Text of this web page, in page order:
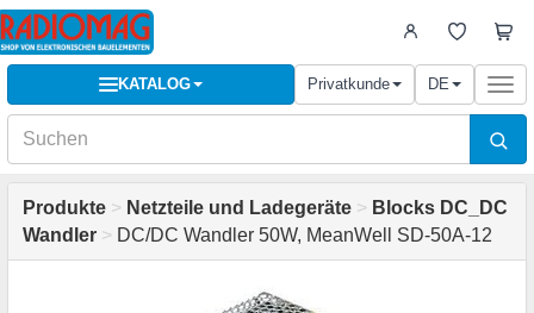
KATALOG Privatkunde DE
Produkte > Netzteile und Ladegeräte > Blocks DC_DC
Wandler > DC/DC Wandler 50W, MeanWell SD-50A-12